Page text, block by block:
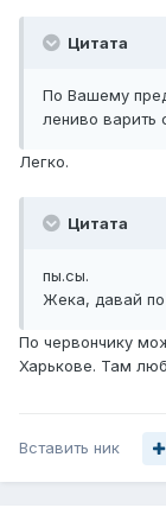
Цитата
По Вашему
лениво варить
Легко.
Цитата
пы.сы.
Жека, давай по
По червончику
Харькове. Там
Вставить ник